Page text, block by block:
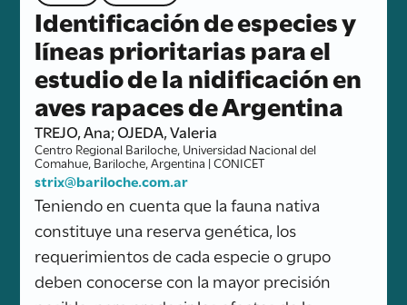
Identificación de especies y
líneas prioritarias para el
estudio de la nidificación en
aves rapaces de Argentina
TREJO, Ana; OJEDA, Valeria
Centro Regional Bariloche, Universidad Nacional del
Comahue, Bariloche, Argentina | CONICET
strix@bariloche.com.ar
Teniendo en cuenta que la fauna nativa
constituye una reserva genética, los
requerimientos de cada especie o grupo
deben conocerse con la mayor precisión